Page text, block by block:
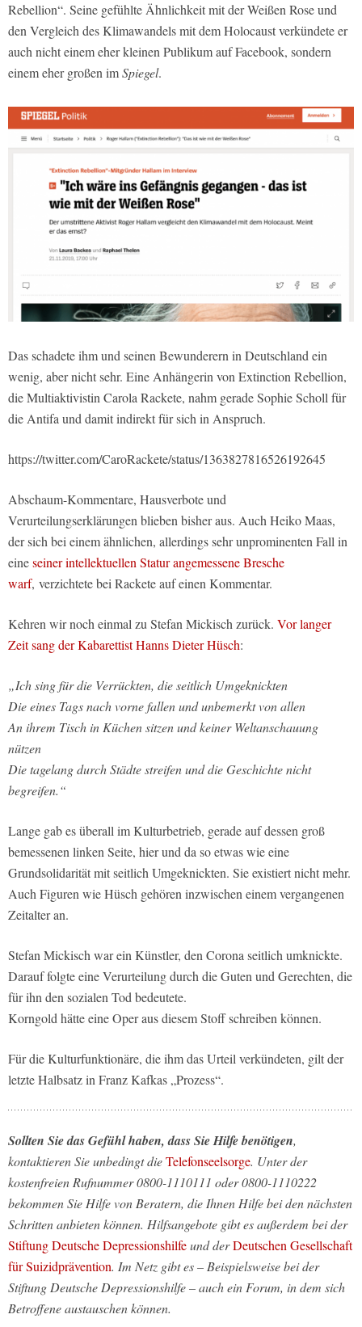
Rebellion“. Seine gefühlte Ähnlichkeit mit der Weißen Rose und
den Vergleich des Klimawandels mit dem Holocaust verkündete er
auch nicht einem eher kleinen Publikum auf Facebook, sondern
einem eher großen imSpiegel.
Das schadete ihm und seinen Bewunderern in Deutschland ein
wenig, aber nicht sehr. Eine Anhängerin von Extinction Rebellion,
die Multiaktivistin Carola Rackete, nahm gerade Sophie Scholl für
die Antifa und damit indirekt für sich in Anspruch.
https://twitter.com/CaroRackete/status/1363827816526192645
Abschaum-Kommentare, Hausverbote und
Verurteilungserklärungen blieben bisher aus. Auch Heiko Maas,
der sich bei einem ähnlichen, allerdings sehr unprominenten Fall in
eineseiner intellektuellen Statur angemessene Bresche
warf, verzichtete bei Rackete auf einen Kommentar.
Kehren wir noch einmal zu Stefan Mickisch zurück. Vor langer
Zeit sang der Kabarettist Hanns Dieter Hüsch:
„Ich sing für die Verrückten, die seitlich Umgeknickten
Die eines Tags nach vorne fallen und unbemerkt von allen
An ihrem Tisch in Küchen sitzen und keiner Weltanschauung
nützen
Die tagelang durch Städte streifen und die Geschichte nicht
begreifen.“
Lange gab es überall im Kulturbetrieb, gerade auf dessen groß
bemessenen linken Seite, hier und da so etwas wie eine
Grundsolidarität mit seitlich Umgeknickten. Sie existiert nicht mehr.
Auch Figuren wie Hüsch gehören inzwischen einem vergangenen
Zeitalter an.
Stefan Mickisch war ein Künstler, den Corona seitlich umknickte.
Darauf folgte eine Verurteilung durch die Guten und Gerechten, die
für ihn den sozialen Tod bedeutete.
Korngold hätte eine Oper aus diesem Stoff schreiben können.
Für die Kulturfunktionäre, die ihm das Urteil verkündeten, gilt der
letzte Halbsatz in Franz Kafkas „Prozess“.
Sollten Sie das Gefühl haben, dass Sie Hilfe benötigen,
kontaktieren Sie unbedingt dieTelefonseelsorge. Unter der
kostenfreien Rufnummer 0800-1110111 oder 0800-1110222
bekommen Sie Hilfe von Beratern, die Ihnen Hilfe bei den nächsten
Schritten anbieten können. Hilfsangebote gibt es außerdem bei der
Stiftung Deutsche Depressionshilfeund derDeutschen Gesellschaft
für Suizidprävention. Im Netz gibt es – Beispielsweise bei der
Stiftung Deutsche Depressionshilfe – auch ein Forum, in dem sich
Betroffene austauschen können.